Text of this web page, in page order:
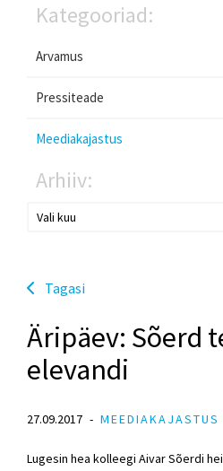
Kategooriad:
Arvamus
Pressiteade
Meediakajastus
Arhiiv:
Tagasi
Äripäev: Sõerd
elevandi
27.09.2017 MEEDIAKAJASTUS
Lugesin hea kolleegi Aivar Sõerdi